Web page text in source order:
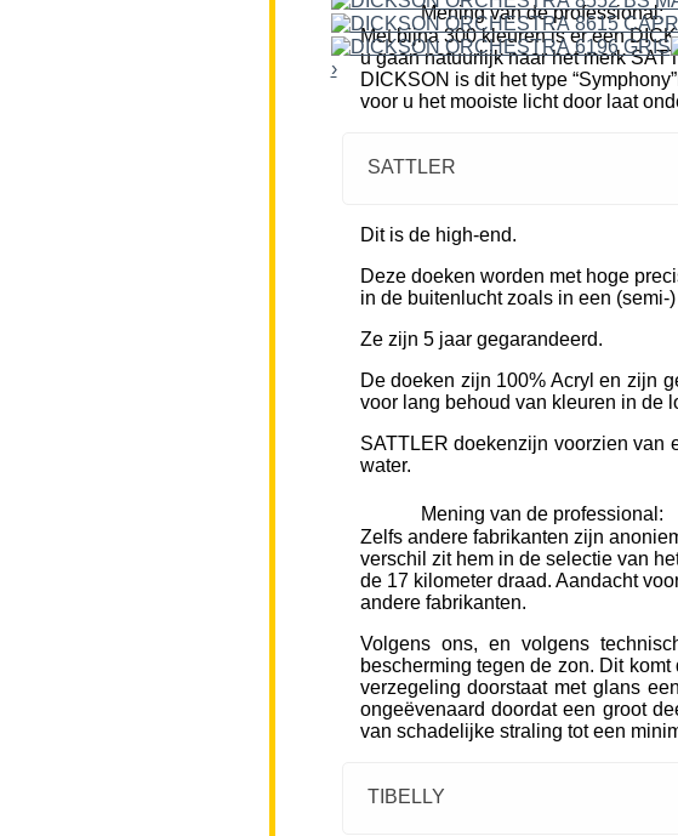
›
Mening van de professional:
Met bijna 300 kleuren is er een
u gaan natuurlijk naar het merk
DICKSON is dit het type
voor u het mooiste licht door laat
SATTLER
Dit is de high-end.
Deze doeken worden met hoge
in de buitenlucht zoals in een (semi-
Ze zijn 5 jaar gegarandeerd.
De doeken zijn 100% Acryl en zijn
voor lang behoud van kleuren in de
SATTLER doekenzijn voorzien van
water.
Mening van de professional:
Zelfs andere fabrikanten zijn
verschil zit hem in de selectie van
de 17 kilometer draad. Aandacht
andere fabrikanten.
Volgens ons, en volgens
bescherming tegen de zon. Dit
verzegeling doorstaat met glans
ongeëvenaard doordat een groot
van schadelijke straling tot een
TIBELLY